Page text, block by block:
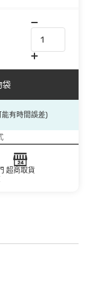
袋
有時間誤差)
超商取貨